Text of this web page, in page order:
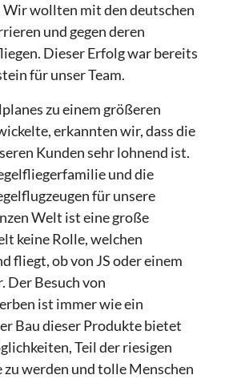
Wir wollten mit den deutschen
und gegen deren
Dieser Erfolg war bereits
für unser Team.
zu einem größeren
erkannten wir, dass die
Kunden sehr lohnend ist.
und die
für unsere
Welt ist eine große
keine Rolle, welchen
fliegt, ob von JS oder einem
Der Besuch von
ist immer wie ein
Bau dieser Produkte bietet
Teil der riesigen
werden und tolle Menschen